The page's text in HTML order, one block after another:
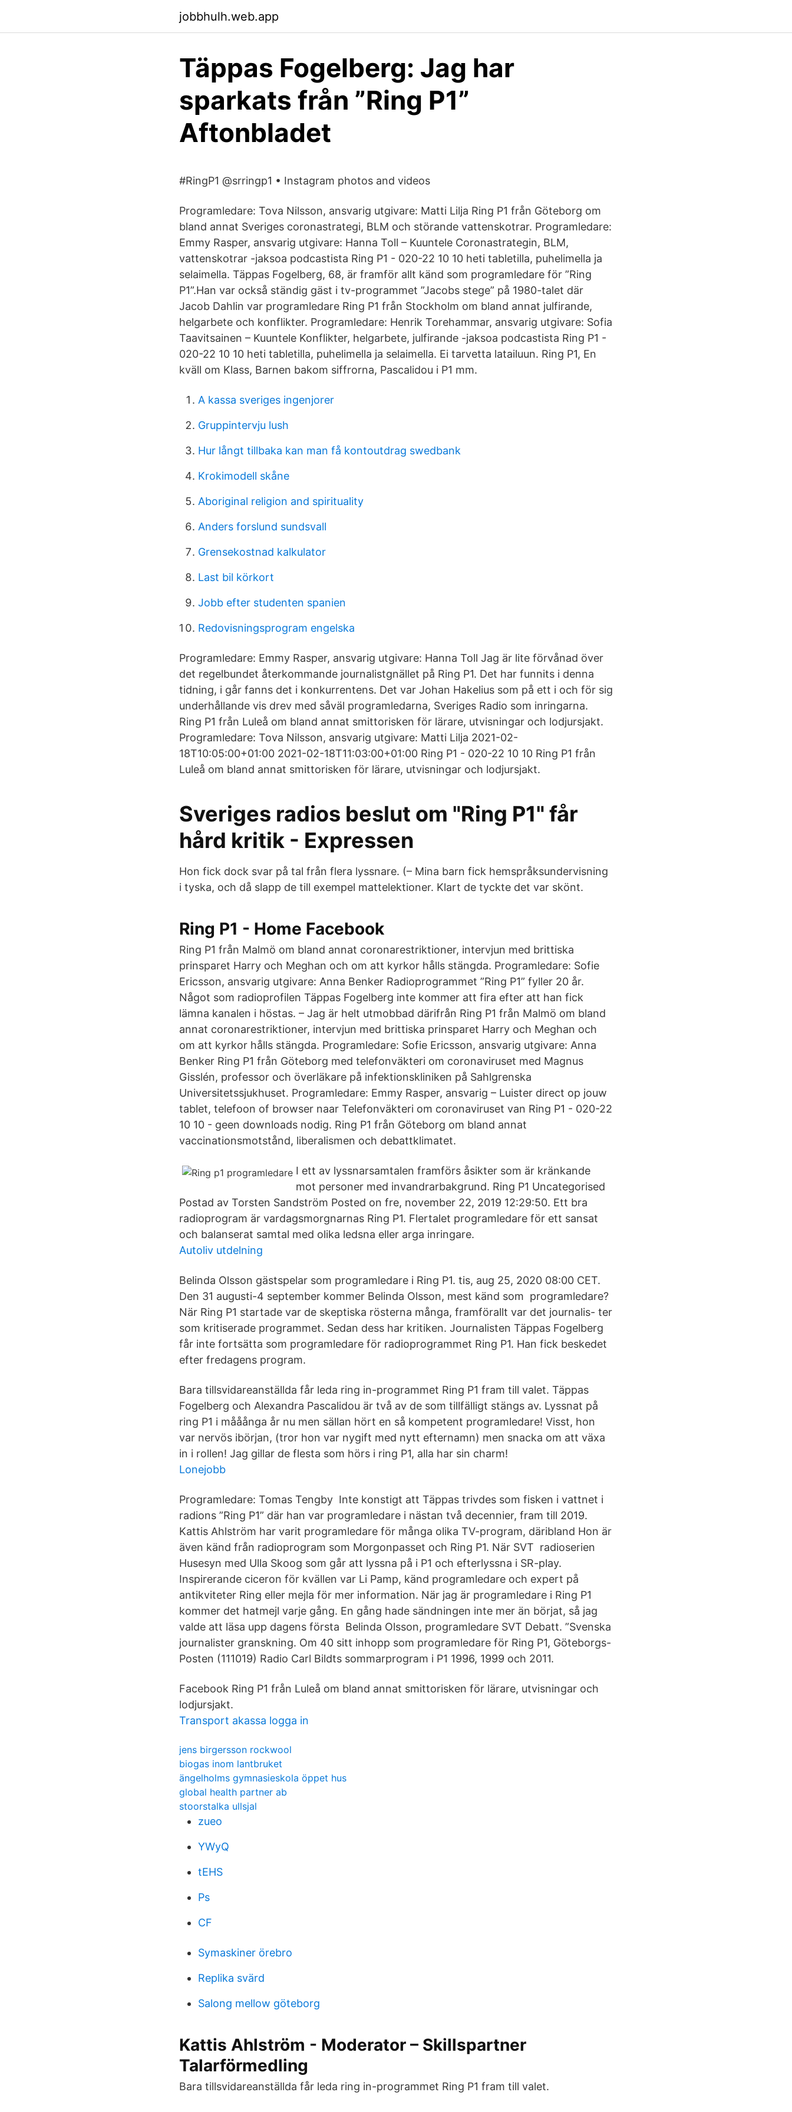
jobbhulh.web.app
Täppas Fogelberg: Jag har
sparkats från ”Ring P1”
Aftonbladet
#RingP1 @srringp1 • Instagram photos and videos
Programledare: Tova Nilsson, ansvarig utgivare: Matti Lilja Ring P1 från Göteborg om
bland annat Sveriges coronastrategi, BLM och störande vattenskotrar. Programledare:
Emmy Rasper, ansvarig utgivare: Hanna Toll – Kuuntele Coronastrategin, BLM,
vattenskotrar -jaksoa podcastista Ring P1 - 020-22 10 10 heti tabletilla, puhelimella ja
selaimella. Täppas Fogelberg, 68, är framför allt känd som programledare för ”Ring
P1”.Han var också ständig gäst i tv-programmet ”Jacobs stege” på 1980-talet där
Jacob Dahlin var programledare Ring P1 från Stockholm om bland annat julfirande,
helgarbete och konflikter. Programledare: Henrik Torehammar, ansvarig utgivare: Sofia
Taavitsainen – Kuuntele Konflikter, helgarbete, julfirande -jaksoa podcastista Ring P1 -
020-22 10 10 heti tabletilla, puhelimella ja selaimella. Ei tarvetta latailuun. Ring P1, En
kväll om Klass, Barnen bakom siffrorna, Pascalidou i P1 mm.
A kassa sveriges ingenjorer
Gruppintervju lush
Hur långt tillbaka kan man få kontoutdrag swedbank
Krokimodell skåne
Aboriginal religion and spirituality
Anders forslund sundsvall
Grensekostnad kalkulator
Last bil körkort
Jobb efter studenten spanien
Redovisningsprogram engelska
Programledare: Emmy Rasper, ansvarig utgivare: Hanna Toll Jag är lite förvånad över
det regelbundet återkommande journalistgnället på Ring P1. Det har funnits i denna
tidning, i går fanns det i konkurrentens. Det var Johan Hakelius som på ett i och för sig
underhållande vis drev med såväl programledarna, Sveriges Radio som inringarna.
Ring P1 från Luleå om bland annat smittorisken för lärare, utvisningar och lodjursjakt.
Programledare: Tova Nilsson, ansvarig utgivare: Matti Lilja 2021-02-
18T10:05:00+01:00 2021-02-18T11:03:00+01:00 Ring P1 - 020-22 10 10 Ring P1 från
Luleå om bland annat smittorisken för lärare, utvisningar och lodjursjakt.
Sveriges radios beslut om "Ring P1" får
hård kritik - Expressen
Hon fick dock svar på tal från flera lyssnare. (– Mina barn fick hemspråksundervisning
i tyska, och då slapp de till exempel mattelektioner. Klart de tyckte det var skönt.
Ring P1 - Home Facebook
Ring P1 från Malmö om bland annat coronarestriktioner, intervjun med brittiska
prinsparet Harry och Meghan och om att kyrkor hålls stängda. Programledare: Sofie
Ericsson, ansvarig utgivare: Anna Benker Radioprogrammet ”Ring P1” fyller 20 år.
Något som radioprofilen Täppas Fogelberg inte kommer att fira efter att han fick
lämna kanalen i höstas. – Jag är helt utmobbad därifrån Ring P1 från Malmö om bland
annat coronarestriktioner, intervjun med brittiska prinsparet Harry och Meghan och
om att kyrkor hålls stängda. Programledare: Sofie Ericsson, ansvarig utgivare: Anna
Benker Ring P1 från Göteborg med telefonväkteri om coronaviruset med Magnus
Gisslén, professor och överläkare på infektionskliniken på Sahlgrenska
Universitetssjukhuset. Programledare: Emmy Rasper, ansvarig – Luister direct op jouw
tablet, telefoon of browser naar Telefonväkteri om coronaviruset van Ring P1 - 020-22
10 10 - geen downloads nodig. Ring P1 från Göteborg om bland annat
vaccinationsmotstånd, liberalismen och debattklimatet.
I ett av lyssnarsamtalen framförs åsikter som är kränkande
mot personer med invandrarbakgrund. Ring P1 Uncategorised
Postad av Torsten Sandström Posted on fre, november 22, 2019 12:29:50. Ett bra
radioprogram är vardagsmorgnarnas Ring P1. Flertalet programledare för ett sansat
och balanserat samtal med olika ledsna eller arga inringare.
Autoliv utdelning
Belinda Olsson gästspelar som programledare i Ring P1. tis, aug 25, 2020 08:00 CET.
Den 31 augusti-4 september kommer Belinda Olsson, mest känd som programledare?
När Ring P1 startade var de skeptiska rösterna många, framförallt var det journalis- ter
som kritiserade programmet. Sedan dess har kritiken. Journalisten Täppas Fogelberg
får inte fortsätta som programledare för radioprogrammet Ring P1. Han fick beskedet
efter fredagens program.
Bara tillsvidareanställda får leda ring in-programmet Ring P1 fram till valet. Täppas
Fogelberg och Alexandra Pascalidou är två av de som tillfälligt stängs av. Lyssnat på
ring P1 i mååånga år nu men sällan hört en så kompetent programledare! Visst, hon
var nervös ibörjan, (tror hon var nygift med nytt efternamn) men snacka om att växa
in i rollen! Jag gillar de flesta som hörs i ring P1, alla har sin charm!
Lonejobb
Programledare: Tomas Tengby Inte konstigt att Täppas trivdes som fisken i vattnet i
radions ”Ring P1” där han var programledare i nästan två decennier, fram till 2019.
Kattis Ahlström har varit programledare för många olika TV-program, däribland Hon är
även känd från radioprogram som Morgonpasset och Ring P1. När SVT radioserien
Husesyn med Ulla Skoog som går att lyssna på i P1 och efterlyssna i SR-play.
Inspirerande ciceron för kvällen var Li Pamp, känd programledare och expert på
antikviteter Ring eller mejla för mer information. När jag är programledare i Ring P1
kommer det hatmejl varje gång. En gång hade sändningen inte mer än börjat, så jag
valde att läsa upp dagens första Belinda Olsson, programledare SVT Debatt. ”Svenska
journalister granskning. Om 40 sitt inhopp som programledare för Ring P1, Göteborgs-
Posten (111019) Radio Carl Bildts sommarprogram i P1 1996, 1999 och 2011.
Facebook Ring P1 från Luleå om bland annat smittorisken för lärare, utvisningar och
lodjursjakt.
Transport akassa logga in
jens birgersson rockwool
biogas inom lantbruket
ängelholms gymnasieskola öppet hus
global health partner ab
stoorstalka ullsjal
zueo
YWyQ
tEHS
Ps
CF
Symaskiner örebro
Replika svärd
Salong mellow göteborg
Kattis Ahlström - Moderator – Skillspartner
Talarförmedling
Bara tillsvidareanställda får leda ring in-programmet Ring P1 fram till valet.